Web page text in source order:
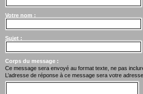
Votre nom :
Sujet :
Corps du message :
Ce message sera envoyé au format texte, ne pas
L’adresse de réponse à ce message sera votre